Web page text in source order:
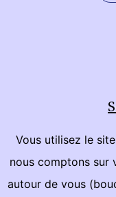
Vous utilisez le
nous comptons sur
autour de vous